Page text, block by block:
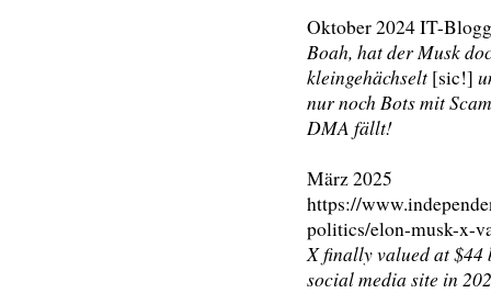
Oktober 2024 IT-
Boah, hat der Musk
kleingehächselt [sic!]
nur noch Bots mit
DMA fällt!
März 2025
https://
politics/elon-musk-x-
X finally valued at $44
social media site in